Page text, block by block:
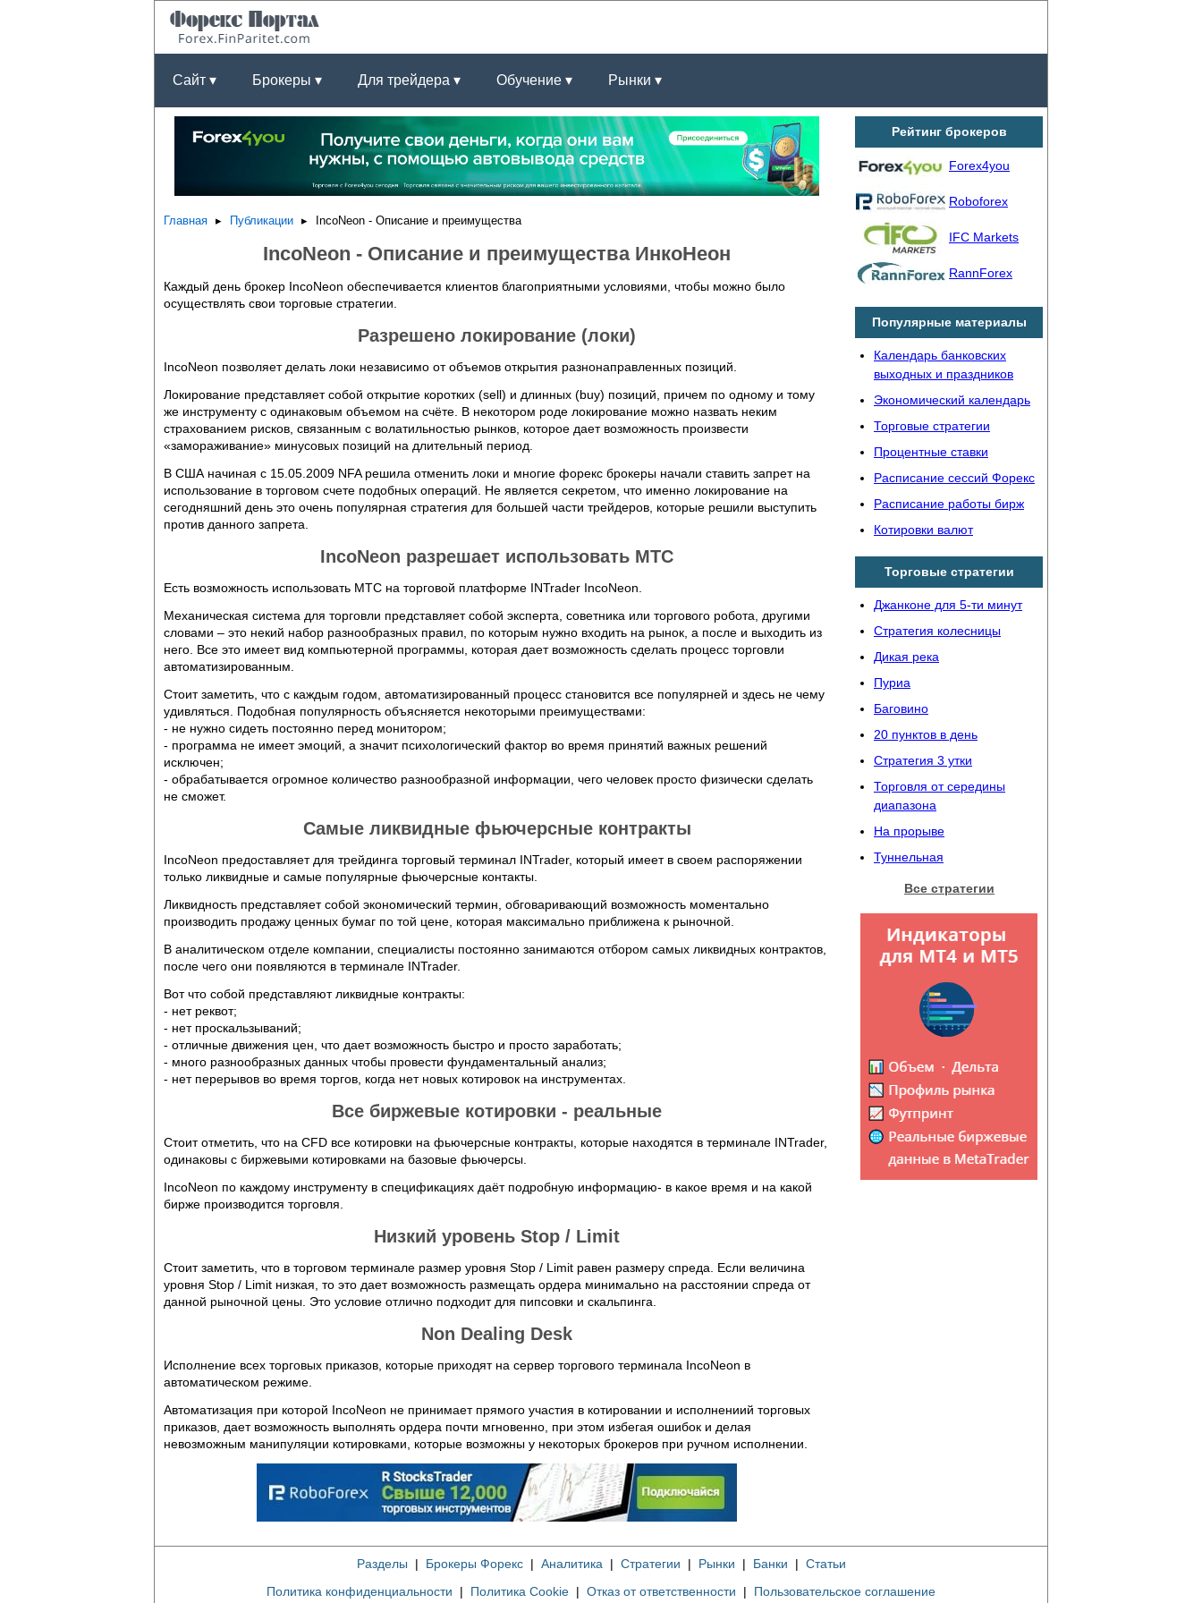
Сайт ▾ Брокеры ▾ Для трейдера ▾ Обучение ▾ Рынки ▾
Главная Публикации IncoNeon - Описание и преимущества
IncoNeon - Описание и преимущества ИнкоНеон
Каждый день брокер IncoNeon обеспечивается клиентов благоприятными условиями, чтобы можно было
осуществлять свои торговые стратегии.
Разрешено локирование (локи)
IncoNeon позволяет делать локи независимо от объемов открытия разнонаправленных позиций.
Локирование представляет собой открытие коротких (sell) и длинных (buy) позиций, причем по одному и тому
же инструменту с одинаковым объемом на счёте. В некотором роде локирование можно назвать неким
страхованием рисков, связанным с волатильностью рынков, которое дает возможность произвести
«замораживание» минусовых позиций на длительный период.
В США начиная с 15.05.2009 NFA решила отменить локи и многие форекс брокеры начали ставить запрет на
использование в торговом счете подобных операций. Не является секретом, что именно локирование на
сегодняшний день это очень популярная стратегия для большей части трейдеров, которые решили выступить
против данного запрета.
IncoNeon разрешает использовать МТС
Есть возможность использовать MTC на торговой платформе INTrader IncoNeon.
Механическая система для торговли представляет собой эксперта, советника или торгового робота, другими
словами – это некий набор разнообразных правил, по которым нужно входить на рынок, а после и выходить из
него. Все это имеет вид компьютерной программы, которая дает возможность сделать процесс торговли
автоматизированным.
Стоит заметить, что с каждым годом, автоматизированный процесс становится все популярней и здесь не чему
удивляться. Подобная популярность объясняется некоторыми преимуществами:
- не нужно сидеть постоянно перед монитором;
- программа не имеет эмоций, а значит психологический фактор во время принятий важных решений
исключен;
- обрабатывается огромное количество разнообразной информации, чего человек просто физически сделать
не сможет.
Самые ликвидные фьючерсные контракты
IncoNeon предоставляет для трейдинга торговый терминал INTrader, который имеет в своем распоряжении
только ликвидные и самые популярные фьючерсные контакты.
Ликвидность представляет собой экономический термин, обговаривающий возможность моментально
производить продажу ценных бумаг по той цене, которая максимально приближена к рыночной.
В аналитическом отделе компании, специалисты постоянно занимаются отбором самых ликвидных контрактов,
после чего они появляются в терминале INTrader.
Вот что собой представляют ликвидные контракты:
- нет реквот;
- нет проскальзываний;
- отличные движения цен, что дает возможность быстро и просто заработать;
- много разнообразных данных чтобы провести фундаментальный анализ;
- нет перерывов во время торгов, когда нет новых котировок на инструментах.
Все биржевые котировки - реальные
Стоит отметить, что на CFD все котировки на фьючерсные контракты, которые находятся в терминале INTrader,
одинаковы с биржевыми котировками на базовые фьючерсы.
IncoNeon по каждому инструменту в спецификациях даёт подробную информацию- в какое время и на какой
бирже производится торговля.
Низкий уровень Stop / Limit
Стоит заметить, что в торговом терминале размер уровня Stop / Limit равен размеру спреда. Если величина
уровня Stop / Limit низкая, то это дает возможность размещать ордера минимально на расстоянии спреда от
данной рыночной цены. Это условие отлично подходит для пипсовки и скальпинга.
Non Dealing Desk
Исполнение всех торговых приказов, которые приходят на сервер торгового терминала IncoNeon в
автоматическом режиме.
Автоматизация при которой IncoNeon не принимает прямого участия в котировании и исполнениий торговых
приказов, дает возможность выполнять ордера почти мгновенно, при этом избегая ошибок и делая
невозможным манипуляции котировками, которые возможны у некоторых брокеров при ручном исполнении.
Рейтинг брокеров
Forex4you
Roboforex
IFC Markets
RannForex
Популярные материалы
Календарь банковских
выходных и праздников
Экономический календарь
Торговые стратегии
Процентные ставки
Расписание сессий Форекс
Расписание работы бирж
Котировки валют
Торговые стратегии
Джанконе для 5-ти минут
Стратегия колесницы
Дикая река
Пуриа
Баговино
20 пунктов в день
Стратегия 3 утки
Торговля от середины
диапазона
На прорыве
Туннельная
Все стратегии
Разделы | Брокеры Форекс| Аналитика | Стратегии | Рынки | Банки | Статьи
Политика конфиденциальности | Политика Cookie | Отказ от ответственности | Пользовательское соглашение